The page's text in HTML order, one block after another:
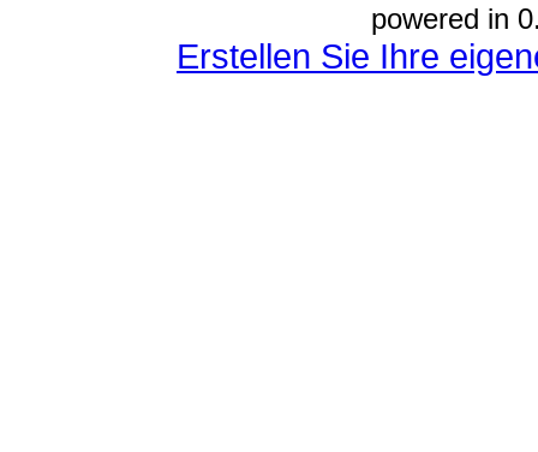
powered in
Erstellen Sie Ihre